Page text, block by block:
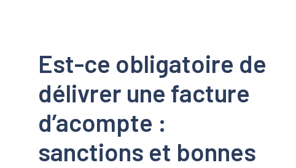
Est-ce obligatoire de
délivrer une facture
d’acompte :
sanctions et bonnes